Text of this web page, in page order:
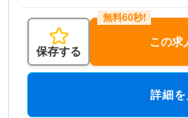
保存する
この求
詳細を